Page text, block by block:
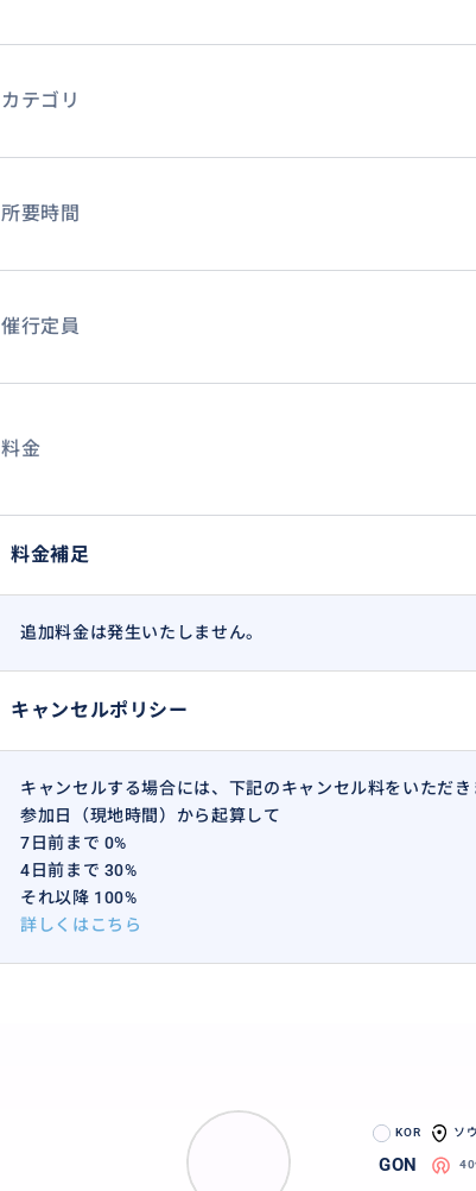
カテゴリ
所要時間
催行定員
料金
料金補足
追加料金は発生いたしません。
キャンセルポリシー
キャンセルする場合には、下記のキャンセル料をいただき
参加日（現地時間）から起算して
7日前まで 0%
4日前まで 30%
それ以降 100%
詳しくはこちら
KOR ソ
GON 40